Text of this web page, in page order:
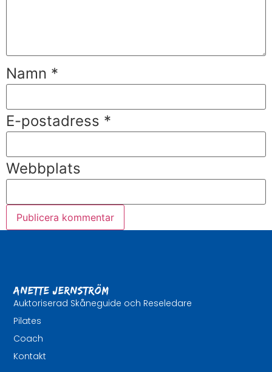
Namn *
E-postadress *
Webbplats
Anette Jernström
Auktoriserad Skåneguide och Reseledare
Pilates
Coach
Kontakt